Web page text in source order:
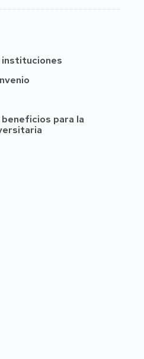
instituciones
para la